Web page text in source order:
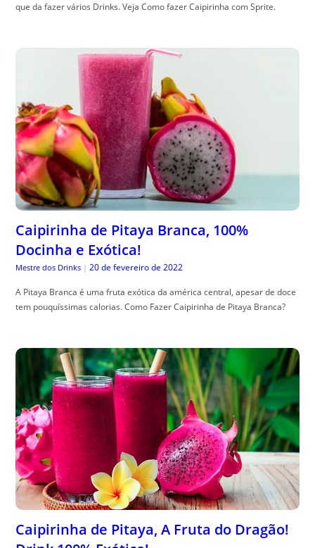
que da fazer vários Drinks. Veja Como fazer Caipirinha com Sprite.
Caipirinha de Pitaya Branca, 100%
Docinha e Exótica!
Mestre dos Drinks | 20 de fevereiro de 2022
A Pitaya Branca é uma fruta exótica da américa central, apesar de doce
tem pouquíssimas calorias. Como Fazer Caipirinha de Pitaya Branca?
Caipirinha de Pitaya, A Fruta do Dragão!